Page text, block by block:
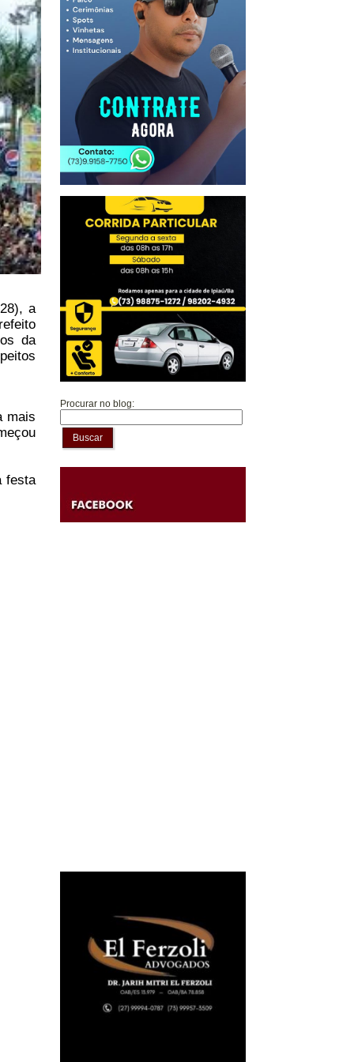
a
da
mais
festa
Procurar no blog:
Buscar